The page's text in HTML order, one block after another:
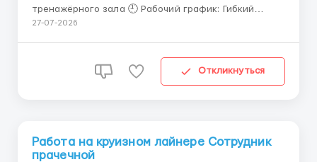
тренажёрного зала 🕘 Рабочий график: Гибкий
график, адаптированный к то особенностям
🧬 Обязанности: Проведение индивидуальных и
27-07-2026
Откликнуться
Работа на круизном лайнере Сотрудник
прачечной